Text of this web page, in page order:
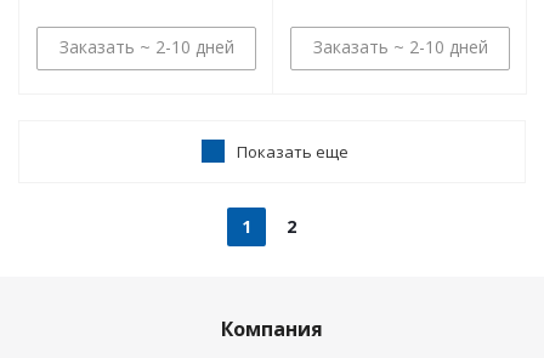
Заказать ~ 2-10 дней Заказать ~ 2-10 дней
Показать еще
1 2
Компания